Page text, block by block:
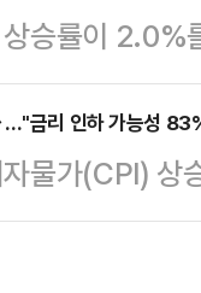
2005년 9월
으며 변동성이
대비 0.2%
들을 인용해
는 지난해 9
승률이
로 축산물·수
가 6일 발표한
률은 지난해
금리 인하 가능성
물가(CPI)
13일(현지